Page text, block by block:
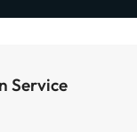
Service